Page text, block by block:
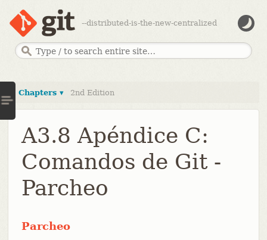
--distributed-is-the-new-centralized
Chapters ▾ 2nd Edition
A3.8 Apéndice C:
Comandos de Git -
Parcheo
Parcheo